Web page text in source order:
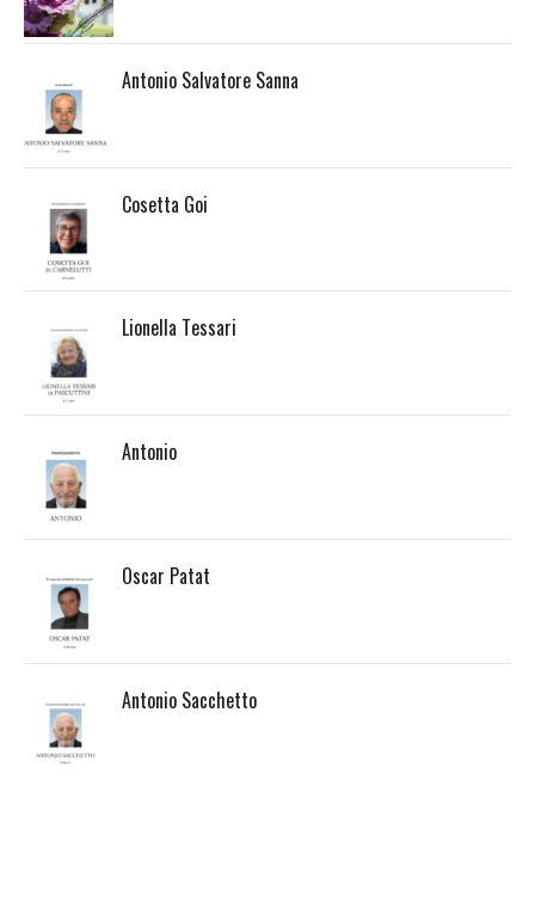
Antonio Salvatore Sanna
Cosetta Goi
Lionella Tessari
Antonio
Oscar Patat
Antonio Sacchetto